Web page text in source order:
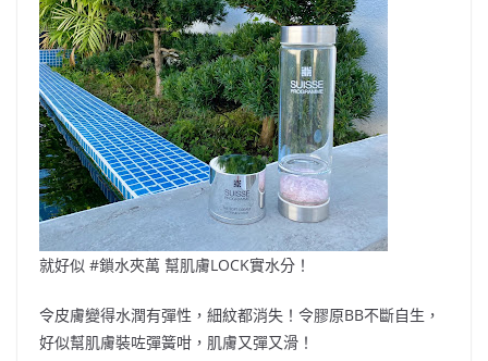
就好似 #鎖水夾萬 幫肌膚LOCK實水分！
令皮膚變得水潤有彈性，細紋都消失！令膠原BB不斷自生，
好似幫肌膚裝咗彈簧咁，肌膚又彈又滑！